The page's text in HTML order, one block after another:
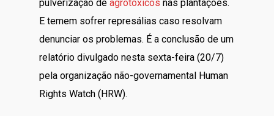
pulverização de agrotóxicos nas plantações.
E temem sofrer represálias caso resolvam
denunciar os problemas. É a conclusão de um
relatório divulgado nesta sexta-feira (20/7)
pela organização não-governamental Human
Rights Watch (HRW).